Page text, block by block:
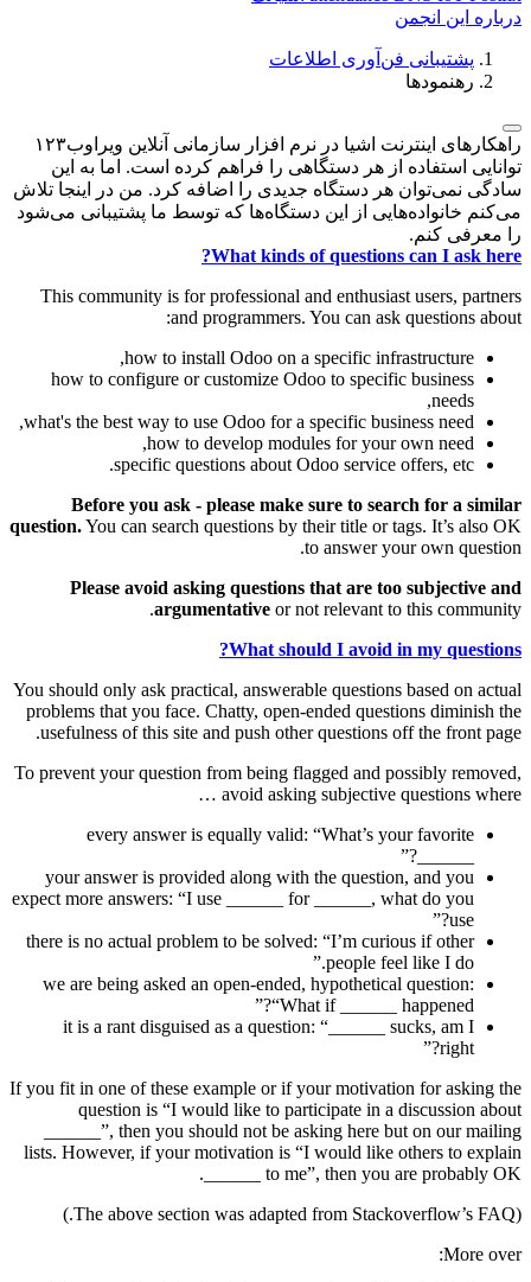
درباره این انجمن
پشتیبانی فن‌آوری اطلاعات
رهنمودها
راهکارهای اینترنت اشیا در نرم افزار سازمانی آنلاین ویراوب۱۲۳
توانایی استفاده از هر دستگاهی را فراهم کرده است. اما به این
سادگی نمی‌توان هر دستگاه جدیدی را اضافه کرد. من در اینجا تلاش
می‌کنم خانواده‌هایی از این دستگاه‌ها که توسط ما پشتیبانی می‌شود
را معرفی کنم.
What kinds of questions can I ask here?
This community is for professional and enthusiast users, partners
and programmers. You can ask questions about:
how to install Odoo on a specific infrastructure,
how to configure or customize Odoo to specific business
needs,
what's the best way to use Odoo for a specific business need,
how to develop modules for your own need,
specific questions about Odoo service offers, etc.
Before you ask - please make sure to search for a similar
question.You can search questions by their title or tags. It’s also OK
to answer your own question.
Please avoid asking questions that are too subjective and
argumentative or not relevant to this community.
What should I avoid in my questions?
You should only ask practical, answerable questions based on actual
problems that you face. Chatty, open-ended questions diminish the
usefulness of this site and push other questions off the front page.
To prevent your question from being flagged and possibly removed,
avoid asking subjective questions where …
every answer is equally valid: “What’s your favorite
______?”
your answer is provided along with the question, and you
expect more answers: “I use ______ for ______, what do you
use?”
there is no actual problem to be solved: “I’m curious if other
people feel like I do.”
we are being asked an open-ended, hypothetical question:
“What if ______ happened?”
it is a rant disguised as a question: “______ sucks, am I
right?”
If you fit in one of these example or if your motivation for asking the
question is “I would like to participate in a discussion about
______”, then you should not be asking here but on our mailing
lists. However, if your motivation is “I would like others to explain
______ to me”, then you are probably OK.
(The above section was adapted from Stackoverflow’s FAQ.)
More over: